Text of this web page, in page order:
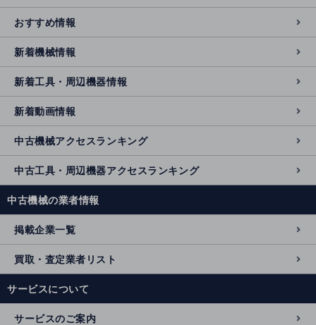
おすすめ情報
新着機械情報
新着工具・周辺機器情報
新着動画情報
中古機械アクセスランキング
中古工具・周辺機器アクセスランキング
中古機械の業者情報
掲載企業一覧
買取・査定業者リスト
サービスについて
サービスのご案内